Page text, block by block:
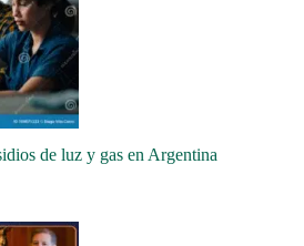
de luz y gas en Argentina